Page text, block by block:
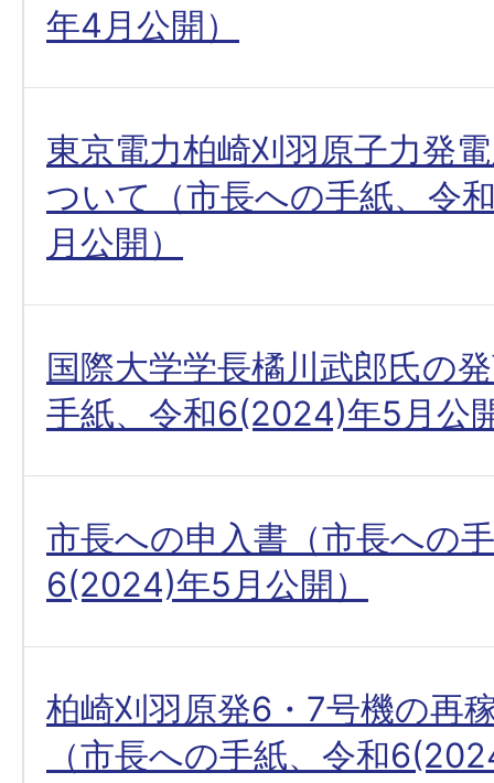
年4月公開）
東京電力柏崎刈羽原子力発
ついて（市長への手紙、令
月公開）
国際大学学長橘川武郎氏の
手紙、令和6(2024)年5月公
市長への申入書（市長への
6(2024)年5月公開）
柏崎刈羽原発6・7号機の再
（市長への手紙、令和